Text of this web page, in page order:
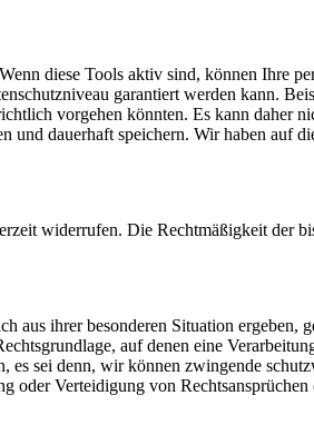
diese Tools aktiv sind, können Ihre
garantiert werden kann.
vorgehen könnten. Es kann daher
und dauerhaft speichern. Wir haben auf
widerrufen. Die Rechtmäßigkeit der
aus ihrer besonderen Situation ergeben,
auf denen eine
es sei denn, wir können zwingende
oder Verteidigung von